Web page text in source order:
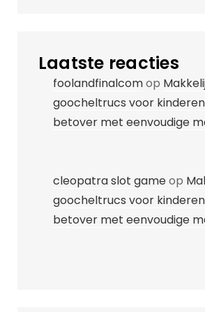
Laatste reacties
foolandfinalcomop
goocheltrucs voor
betover met eenvoudige
cleopatra slot gameop
goocheltrucs voor
betover met eenvoudige